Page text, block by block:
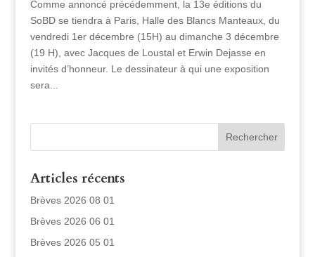
Comme annoncé précédemment, la 13e éditions du
SoBD se tiendra à Paris, Halle des Blancs Manteaux, du
vendredi 1er décembre (15H) au dimanche 3 décembre
(19 H), avec Jacques de Loustal et Erwin Dejasse en
invités d’honneur. Le dessinateur à qui une exposition
sera...
Articles récents
Brèves 2026 08 01
Brèves 2026 06 01
Brèves 2026 05 01